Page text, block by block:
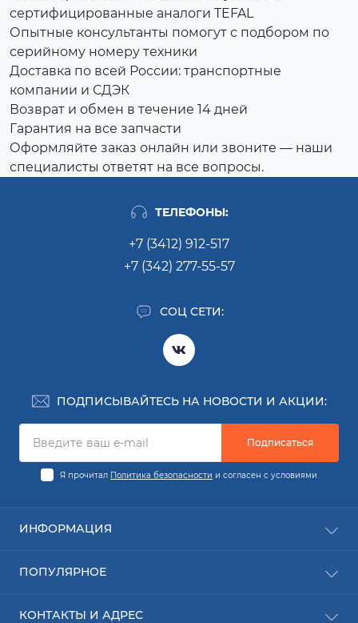
сертифицированные аналоги TEFAL
Опытные консультанты помогут с подбором по
серийному номеру техники
Доставка по всей России: транспортные
компании и СДЭК
Возврат и обмен в течение 14 дней
Гарантия на все запчасти
Оформляйте заказ онлайн или звоните — наши
специалисты ответят на все вопросы.
ТЕЛЕФОНЫ:
+7 (3412) 912-517
+7 (342) 277-55-57
СОЦ СЕТИ:
ПОДПИСЫВАЙТЕСЬ НА НОВОСТИ И АКЦИИ:
Подписаться
Я прочитал Политика безопасности и согласен с условиями
ИНФОРМАЦИЯ
Заявка на ремонт
Доставка
ПОПУЛЯРНОЕ
КОНТАКТЫ И АДРЕС